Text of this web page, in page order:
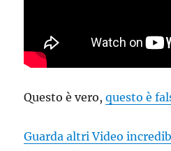
Questo è vero,questo è
Guarda altri Video